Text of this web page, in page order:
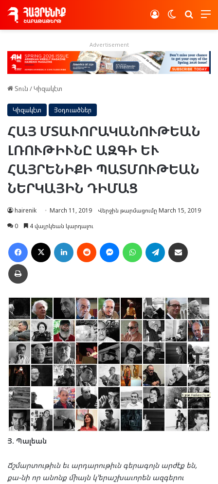
Switch skin
Log In
Advertisement
Տուն /Կիզակէտ
Կիզակէտ Յօդուածներ
ՀԱՅ ՄՏԱՒՈՐԱԿԱՆՈՒԹԵԱՆ
ԼՌՈՒԹԻՒՆԸ ԱԶԳԻ ԵՒ
ՀԱՅՐԵՆԻՔԻ ՊԱՏՄՈՒԹԵԱՆ
ՆԵՐԿԱՅԻՆ ԴԻՄԱՑ
hairenik March 11, 2019
Վերջին թարմացումը March 15, 2019
0
4 վայրկեան կարդալու
Facebook LinkedIn Reddit MessengerWhatsAppTelegram
Տպել
Յ. Պալեան
Ճշմարտութիւն եւ արդարութիւն գերագոյն արժէք են,
քա-նի որ անոնք միայն կ’երաշխաւորեն ազգերու